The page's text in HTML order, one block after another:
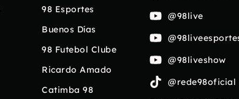
98 Esportes
Buenos Días
98 Futebol Clube
Ricardo Amado
Catimba 98
@98live
@98liveshow
@rede98oficial